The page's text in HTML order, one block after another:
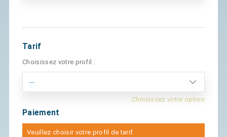
Tarif
Choisissez votre profil :
Choisissez votre option
Paiement
Veuillez choisir votre profil de tarif.